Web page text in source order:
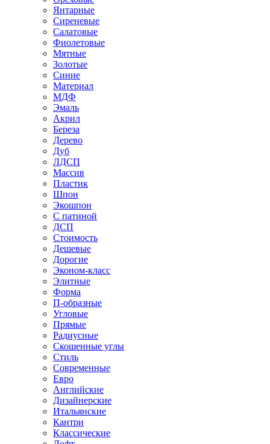
Янтарные
Сиреневые
Салатовые
Фиолетовые
Мятные
Золотые
Синие
Материал
МДФ
Эмаль
Акрил
Береза
Дерево
Дуб
ЛДСП
Массив
Пластик
Шпон
Экошпон
С патиной
ДСП
Стоимость
Дешевые
Дорогие
Эконом-класс
Элитные
Форма
П-образные
Угловые
Прямые
Радиусные
Скошенные углы
Стиль
Современные
Евро
Английские
Дизайнерские
Итальянские
Кантри
Классические